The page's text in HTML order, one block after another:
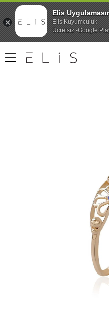
Elis
Elis Kuyumculuk
Ücretsiz -Google